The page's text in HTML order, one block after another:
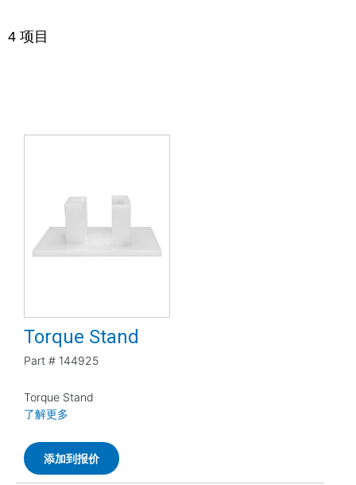
4 项目
Torque Stand
Part # 144925
Torque Stand
了解更多
添加到报价